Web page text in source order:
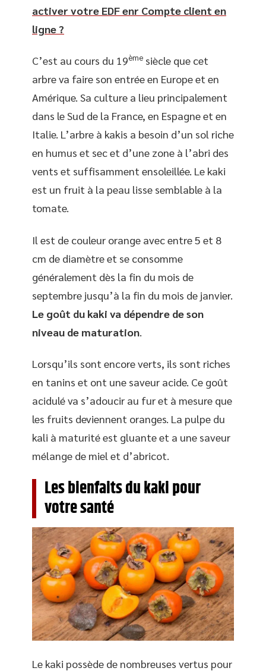
activer votre EDF enr Compte client en
ligne ?
C’est au cours du 19ème siècle que cet
arbre va faire son entrée en Europe et en
Amérique. Sa culture a lieu principalement
dans le Sud de la France, en Espagne et en
Italie. L’arbre à kakis a besoin d’un sol riche
en humus et sec et d’une zone à l’abri des
vents et suffisamment ensoleillée. Le kaki
est un fruit à la peau lisse semblable à la
tomate.
Il est de couleur orange avec entre 5 et 8
cm de diamètre et se consomme
généralement dès la fin du mois de
septembre jusqu’à la fin du mois de janvier.
Le goût du kaki va dépendre de son
niveau de maturation
Lorsqu’ils sont encore verts, ils sont riches
en tanins et ont une saveur acide. Ce goût
acidulé va s’adoucir au fur et à mesure que
les fruits deviennent oranges. La pulpe du
kali à maturité est gluante et a une saveur
mélange de miel et d’abricot.
Les bienfaits du kaki pour
votre santé
Le kaki possède de nombreuses vertus pour